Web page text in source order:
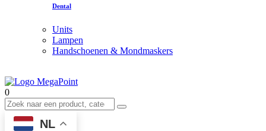
Dental
Units
Lampen
Handschoenen & Mondmaskers
0
NL